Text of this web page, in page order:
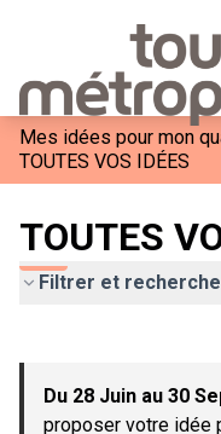
Mes idées pour mon
TOUTES VOS IDÉES
TOUTES
Filtrer et
−
Du 28 Juin au 30
proposer votre idée